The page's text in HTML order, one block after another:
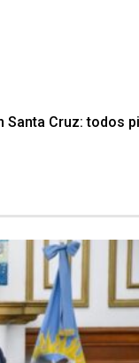
Cruz: todos